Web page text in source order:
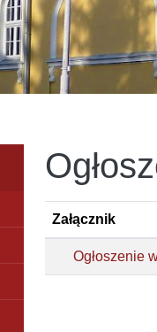
Załącznik
Ogłoszenie